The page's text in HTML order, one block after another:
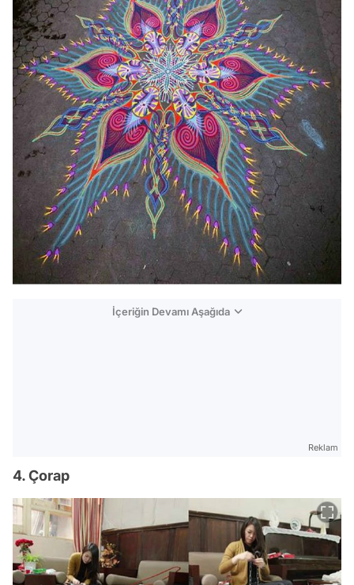
İçeriğin Devamı Aşağıda
Reklam
4. Çorap